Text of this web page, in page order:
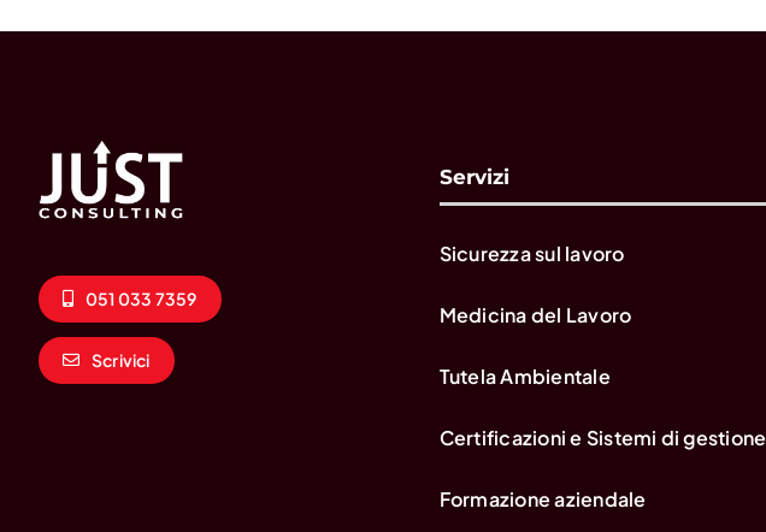
051 033 7359
Scrivici
Servizi
Sicurezza sul lavoro
Medicina del Lavoro
Tutela Ambientale
Certificazioni e Sistemi di gestione
Formazione aziendale